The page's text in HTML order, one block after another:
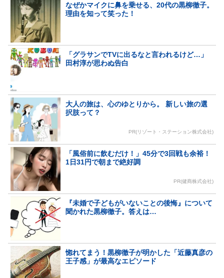
なぜかマイクに鼻を乗せる、20代の黒柳徹子。
理由を知って笑った！
「グラサンでTVに出るなと言われるけど…」
田村淳が思わぬ告白
大人の旅は、心のゆとりから。 新しい旅の選
択肢って？
PR(リゾート・ステーション株式会社)
「風俗前に飲むだけ！」45分で3回戦も余裕！
1日31円で朝まで絶好調
PR(健商株式会社)
『未婚で子どもがいないことの後悔』について
聞かれた黒柳徹子。答えは…
惚れてまう！黒柳徹子が明かした「近藤真彦の
王子感」が最高なエピソード